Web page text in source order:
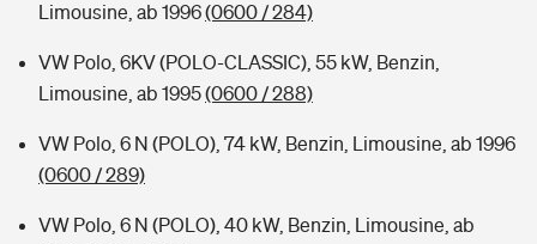
Limousine, ab 1996(0600 / 284)
VW Polo, 6KV (POLO-CLASSIC), 55 kW, Benzin,
Limousine, ab 1995(0600 / 288)
VW Polo, 6 N (POLO), 74 kW, Benzin, Limousine, ab 1996
(0600 / 289)
VW Polo, 6 N (POLO), 40 kW, Benzin, Limousine, ab